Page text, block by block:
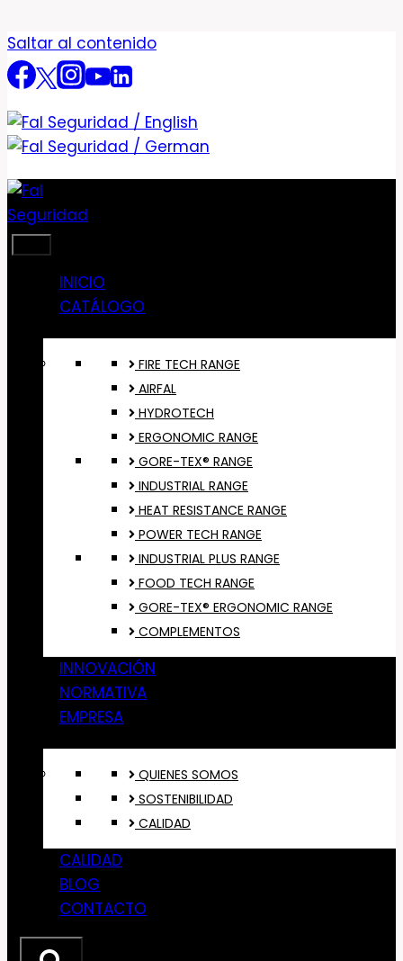
Saltar al contenido
INICIO
CATÁLOGO
FIRE TECH RANGE
AIRFAL
HYDROTECH
ERGONOMIC RANGE
GORE-TEX® RANGE
INDUSTRIAL RANGE
HEAT RESISTANCE RANGE
POWER TECH RANGE
INDUSTRIAL PLUS RANGE
FOOD TECH RANGE
GORE-TEX® ERGONOMIC RANGE
COMPLEMENTOS
INNOVACIÓN
NORMATIVA
EMPRESA
QUIENES SOMOS
SOSTENIBILIDAD
CALIDAD
CALIDAD
BLOG
CONTACTO